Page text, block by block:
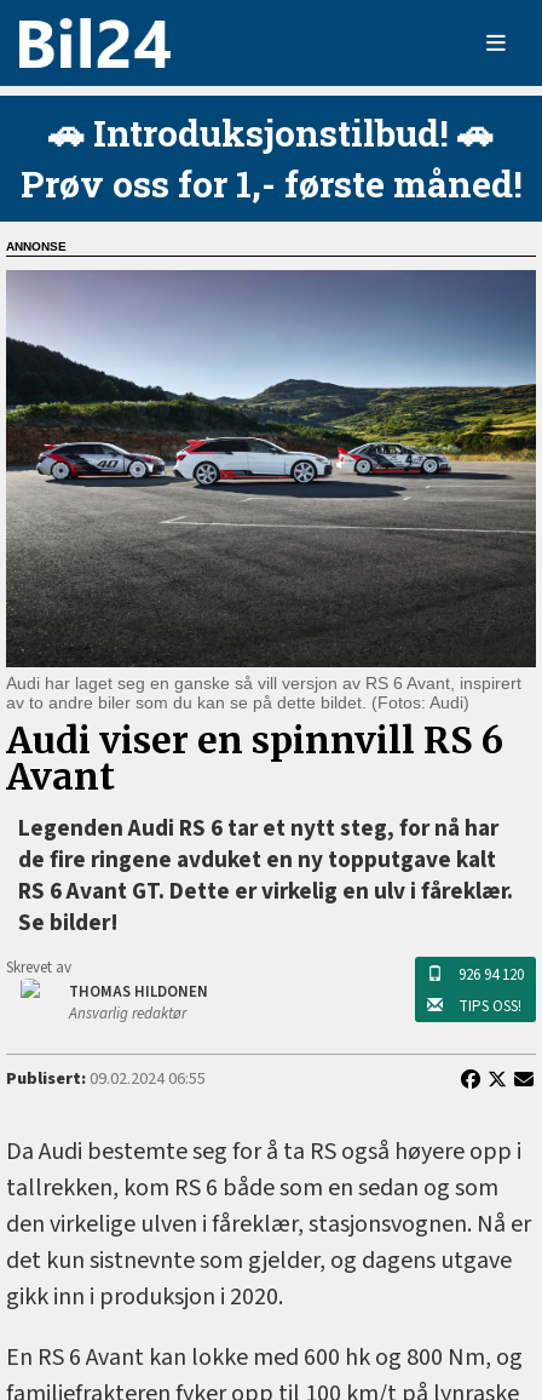
🚗 Introduksjonstilbud! 🚗
Prøv oss for 1,- første måned!
Audi har laget seg en ganske så vill versjon av RS 6 Avant, inspirert
av to andre biler som du kan se på dette bildet. (Fotos: Audi)
Audi viser en spinnvill RS 6
Avant
Legenden Audi RS 6 tar et nytt steg, for nå har
de fire ringene avduket en ny topputgave kalt
RS 6 Avant GT. Dette er virkelig en ulv i fåreklær.
Se bilder!
Skrevet av
THOMAS HILDONEN
Ansvarlig redaktør
926 94 120
TIPS OSS!
Publisert:09.02.2024 06:55
Da Audi bestemte seg for å ta RS også høyere opp i
tallrekken, kom RS 6 både som en sedan og som
den virkelige ulven i fåreklær, stasjonsvognen. Nå er
det kun sistnevnte som gjelder, og dagens utgave
gikk inn i produksjon i 2020.
En RS 6 Avant kan lokke med 600 hk og 800 Nm, og